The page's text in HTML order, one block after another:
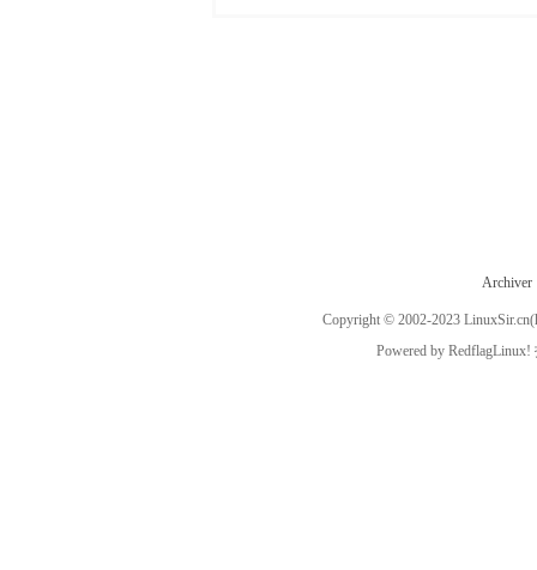
Archiver
Copyright © 2002-2023 LinuxSir.cn
Powered by RedflagLinux!